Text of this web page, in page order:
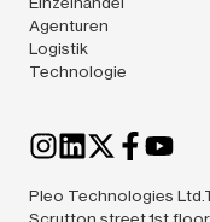
Agenturen
Logistik
Technologie
Pleo Technologies
Scrutton street,1st